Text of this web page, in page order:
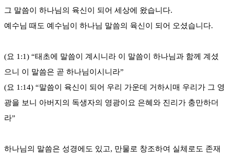
그 말씀이 하나님의 육신이 되어 세상에 왔습니다.
예수님 때도 예수님이 하나님 말씀의 육신이 되어 오셨습니다.
(요 1:1) “태초에 말씀이 계시니라 이 말씀이 하나님과 함께 계셨
으니 이 말씀은 곧 하나님이시니라”
(요 1:14) “말씀이 육신이 되어 우리 가운데 거하시매 우리가 그 영
광을 보니 아버지의 독생자의 영광이요 은혜와 진리가 충만하더
라”
하나님의 말씀은 성경에도 있고, 만물로 창조하여 실체로도 존재